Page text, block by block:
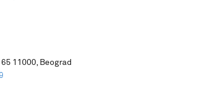
11000, Beograd